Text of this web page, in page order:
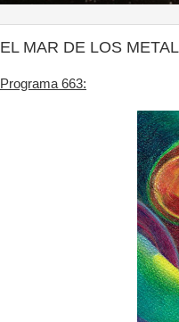
EL MAR DE LOS
Programa 663: